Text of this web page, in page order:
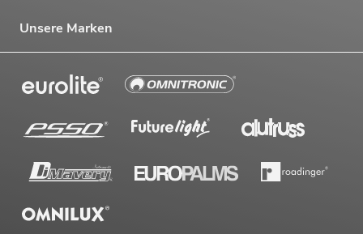
Unsere Marken